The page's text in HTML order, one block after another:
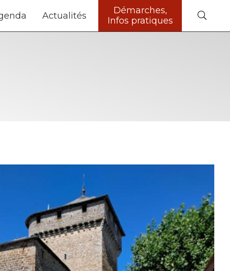
Actualités
Démarches,
Infos pratiques